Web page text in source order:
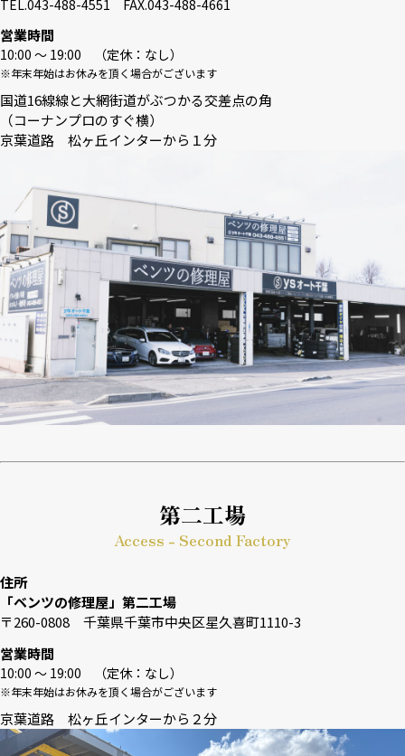
TEL.043-488-4551 FAX.043-488-4661
営業時間
10:00 〜 19:00 （定休：なし）
※年末年始はお休みを頂く場合がございます
国道16線線と大網街道がぶつかる交差点の角
（コーナンプロのすぐ横）
京葉道路 松ヶ丘インターから１分
第二工場
Access - Second Factory
住所
「ベンツの修理屋」第二工場
〒260-0808 千葉県千葉市中央区星久喜町1110-3
営業時間
10:00 〜 19:00 （定休：なし）
※年末年始はお休みを頂く場合がございます
京葉道路 松ヶ丘インターから２分